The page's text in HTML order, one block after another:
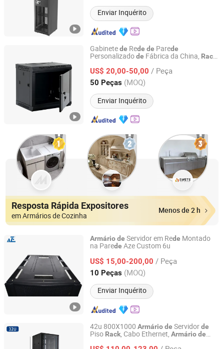
Enviar Inquérito
Gabinetede Rede de Parede
Personalizadode Fábrica da China, Rack
Desempenho
US$ 20,00-50,00 / Peça
50 Peças (MOQ)
Enviar Inquérito
Ningbo Gam Smart Technology Co., Ltd.
Zhejiang, China Desde 2026
Resposta Rápida Expositores
em Armários de Cozinha
Menos de 2 h
Armáriode Servidor em Rede Montado
na Parede Aze Custom 6u
US$ 15,00-200,00 / Peça
10 Peças (MOQ)
Enviar Inquérito
NINGBO AZE IMP. & EXP. CO., LTD.
Zhejiang, China Desde 2020
42u 800X1000 Armáriode Servidorde
Piso Rack, Cabo Ethernet, Armáriode
Langfang Gometal Network Equipment Co., Ltd.